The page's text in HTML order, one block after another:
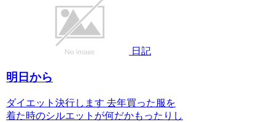
日記
明日から
ダイエット決行します 去年買った服を
着た時のシルエットが何だかもったりし